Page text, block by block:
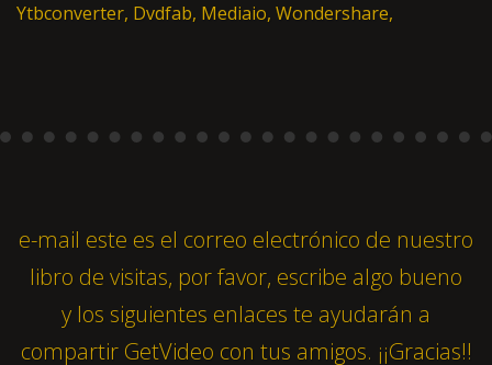
Ytbconverter, Dvdfab, Mediaio, Wondershare,
e-mail este es el correo electrónico de nuestro
libro de visitas, por favor, escribe algo bueno
y los siguientes enlaces te ayudarán a
compartir GetVideo con tus amigos. ¡¡Gracias!!